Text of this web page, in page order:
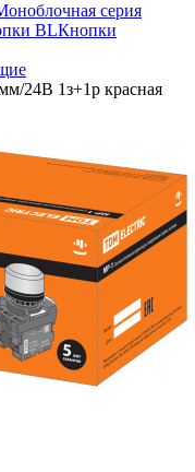
серия
BLКнопки
24В 1з+1р красная